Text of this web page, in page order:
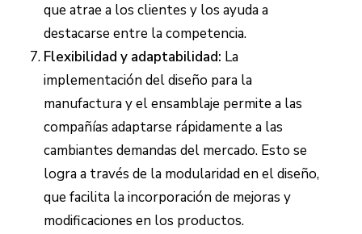
que atrae a los clientes y los ayuda a
destacarse entre la competencia.
Flexibilidad y adaptabilidad: La
implementación del diseño para la
manufactura y el ensamblaje permite a las
compañías adaptarse rápidamente a las
cambiantes demandas del mercado. Esto se
logra a través de la modularidad en el diseño,
que facilita la incorporación de mejoras y
modificaciones en los productos.